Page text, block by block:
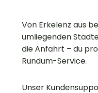
Von Erkelenz aus
umliegenden
die Anfahrt – du
Rundum-Service.
Unser